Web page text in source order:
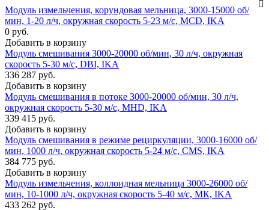
Модуль измельчения, корундовая мельница, 3000-15000 об/
мин, 1-20 л/ч, окружная скорость 5-23 м/с, MCD, IKA
0 руб.
Добавить в корзину
Модуль смешивания 3000-20000 об/мин, 30 л/ч, окружная
скорость 5-30 м/с, DBI, IKA
336 287 руб.
Добавить в корзину
Модуль смешивания в потоке 3000-20000 об/мин, 30 л/ч,
окружная скорость 5-30 м/с, MHD, IKA
339 415 руб.
Добавить в корзину
Модуль смешивания в режиме рециркуляции, 3000-16000 об/
мин, 1000 л/ч, окружная скорость 5-24 м/с, CMS, IKA
384 775 руб.
Добавить в корзину
Модуль измельчения, коллоидная мельница 3000-26000 об/
мин, 10-1000 л/ч, окружная скорость 5-40 м/с, МК, IKA
433 262 руб.